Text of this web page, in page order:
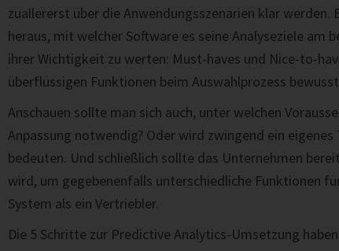
zuallererst über die Anwendungsszenarien klar
heraus, mit welcher Software es seine Analyseziele
ihrer Wichtigkeit zu werten: Must-haves und Nice-to-
überflüssigen Funktionen beim Auswahlprozess
Anschauen sollte man sich auch, unter welchen
Anpassung notwendig? Oder wird zwingend ein
bedeuten. Und schließlich sollte das Unternehmen
wird, um gegebenenfalls unterschiedliche Funktionen
System als ein Vertriebler.
Die 5 Schritte zur Predictive Analytics-Umsetzung